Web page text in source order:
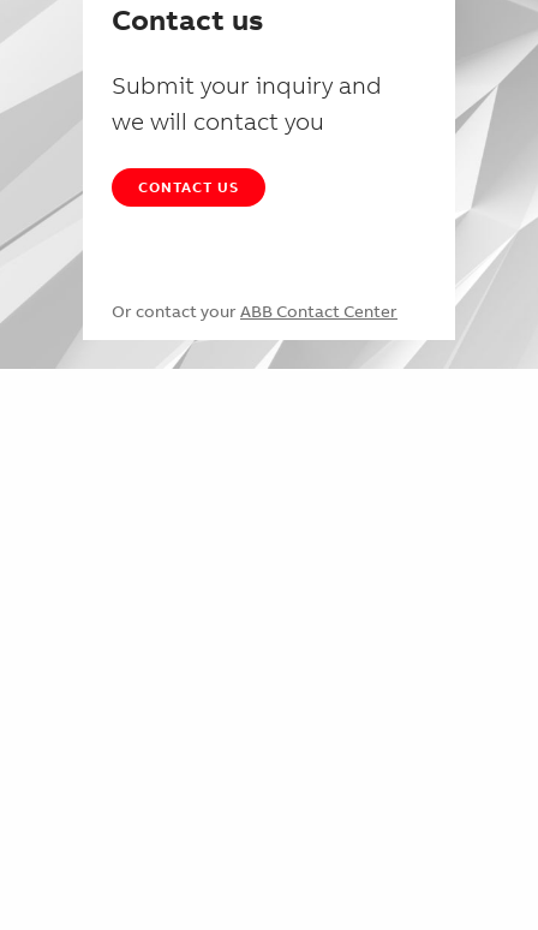
Contact us
Submit your inquiry and
we will contact you
CONTACT US
Or contact your ABB Contact Center